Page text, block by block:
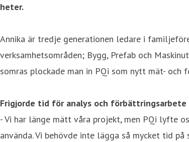
heter.
Annika är tredje generationen ledare i
verksamhetsområden; Bygg, Prefab och
somras plockade man in PQi som nytt mät-
Frigjorde tid för analys och förbättringsarbete
- Vi har länge mätt våra projekt, men PQi lyfte
använda. Vi behövde inte lägga så mycket tid